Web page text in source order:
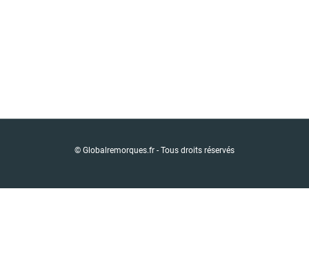
© Globalremorques.fr - Tous droits réservés